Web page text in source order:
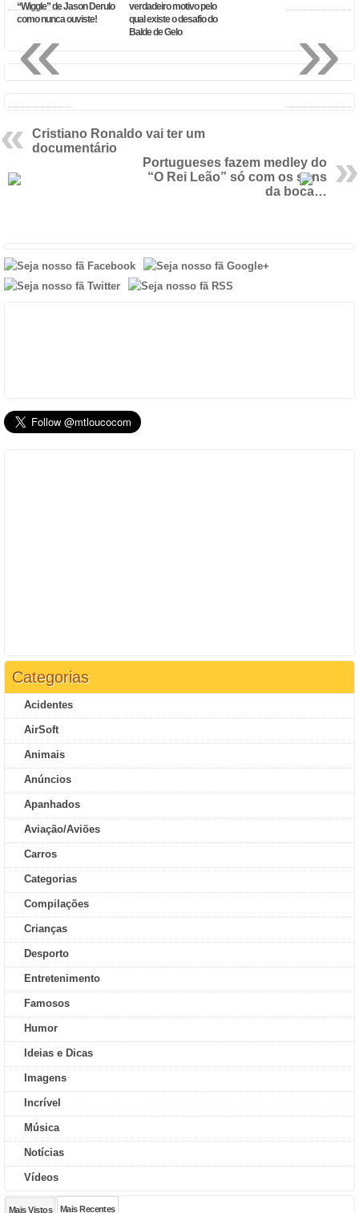
“Wiggle” de Jason Derulo
como nunca ouviste!
verdadeiro motivo pelo
qual existe o desafio do
Balde de Gelo
Cristiano Ronaldo vai ter um
documentário
Portugueses fazem medley do
“O Rei Leão” só com os sons
da boca…
Categorias
Acidentes
AirSoft
Animais
Anúncios
Apanhados
Aviação/Aviões
Carros
Categorias
Compilações
Crianças
Desporto
Entretenimento
Famosos
Humor
Ideias e Dicas
Imagens
Incrível
Música
Notícias
Vídeos
Mais Vistos Mais Recentes
»
«